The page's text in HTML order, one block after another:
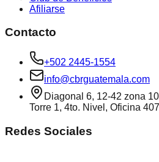
Afiliarse
Contacto
+502 2445-1554
info@cbrguatemala.com
Diagonal 6, 12-42 zona
Torre 1, 4to. Nivel, Oficina
Redes Sociales